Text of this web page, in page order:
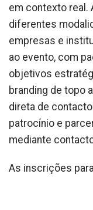
em contexto real.
diferentes
empresas e
ao evento, com
objetivos
branding de topo
direta de
patrocínio e
mediante
As inscrições